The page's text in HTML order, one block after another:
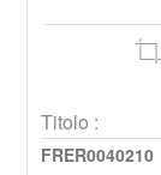
Titolo :
FRER0040210